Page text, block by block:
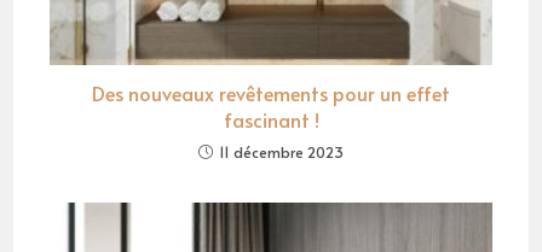
Des nouveaux revêtements pour un effet
fascinant !
11 décembre 2023